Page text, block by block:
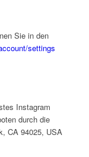
Sie in den
settings
Instagram
durch die
CA 94025, USA